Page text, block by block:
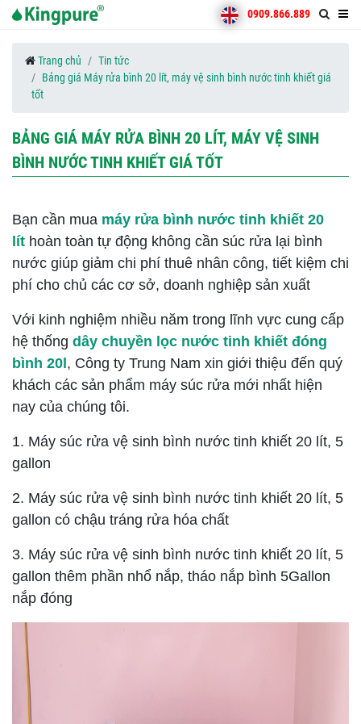
0909.866.889
Trang chủ
Tin tức
Bảng giá Máy rửa bình 20 lít, máy vệ sinh bình nước tinh khiết giá
tốt
BẢNG GIÁ MÁY RỬA BÌNH 20 LÍT, MÁY VỆ SINH
BÌNH NƯỚC TINH KHIẾT GIÁ TỐT
Bạn cần mua máy rửa bình nước tinh khiết 20
lít hoàn toàn tự động không cần súc rửa lại bình
nước giúp giảm chi phí thuê nhân công, tiết kiệm chi
phí cho chủ các cơ sở, doanh nghiệp sản xuất
Với kinh nghiệm nhiều năm trong lĩnh vực cung cấp
hệ thống dây chuyền lọc nước tinh khiết đóng
bình 20l , Công ty Trung Nam xin giới thiệu đến quý
khách các sản phẩm máy súc rửa mới nhất hiện
nay của chúng tôi.
1. Máy súc rửa vệ sinh bình nước tinh khiết 20 lít, 5
gallon
2. Máy súc rửa vệ sinh bình nước tinh khiết 20 lít, 5
gallon có chậu tráng rửa hóa chất
3. Máy súc rửa vệ sinh bình nước tinh khiết 20 lít, 5
gallon thêm phần nhổ nắp, tháo nắp bình 5Gallon
nắp đóng